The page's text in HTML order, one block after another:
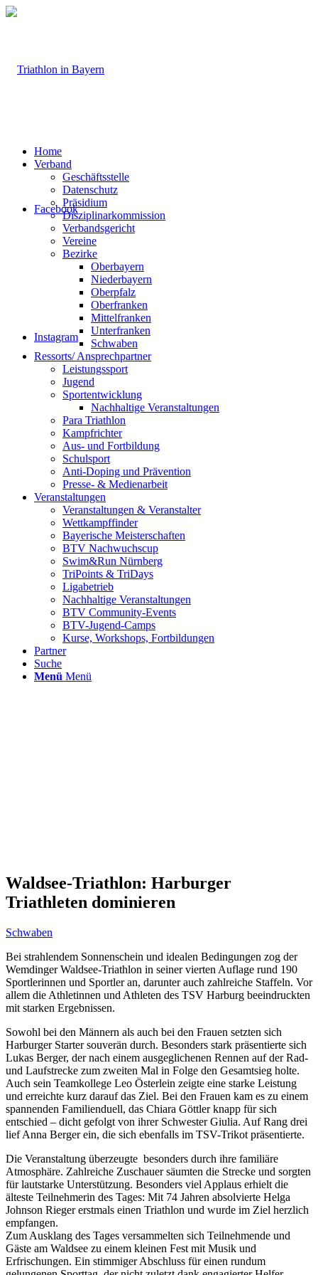
Facebook
Instagram
Home
Verband
Geschäftsstelle
Datenschutz
Präsidium
Disziplinarkommission
Verbandsgericht
Vereine
Bezirke
Oberbayern
Niederbayern
Oberpfalz
Oberfranken
Mittelfranken
Unterfranken
Schwaben
Ressorts/ Ansprechpartner
Leistungssport
Jugend
Sportentwicklung
Nachhaltige Veranstaltungen
Para Triathlon
Kampfrichter
Aus- und Fortbildung
Schulsport
Anti-Doping und Prävention
Presse- & Medienarbeit
Veranstaltungen
Veranstaltungen & Veranstalter
Wettkampffinder
Bayerische Meisterschaften
BTV Nachwuchscup
Swim&Run Nürnberg
TriPoints & TriDays
Ligabetrieb
Nachhaltige Veranstaltungen
BTV Community-Events
BTV-Jugend-Camps
Kurse, Workshops, Fortbildungen
Partner
Suche
Menü Menü
Waldsee-Triathlon: Harburger
Triathleten dominieren
Schwaben
Bei strahlendem Sonnenschein und idealen Bedingungen zog der
Wemdinger Waldsee-Triathlon in seiner vierten Auflage rund 190
Sportlerinnen und Sportler an, darunter auch zahlreiche Staffeln. Vor
allem die Athletinnen und Athleten des TSV Harburg beeindruckten
mit starken Ergebnissen.
Sowohl bei den Männern als auch bei den Frauen setzten sich
Harburger Starter souverän durch. Besonders stark präsentierte sich
Lukas Berger, der nach einem ausgeglichenen Rennen auf der Rad-
und Laufstrecke zum zweiten Mal in Folge den Gesamtsieg holte.
Auch sein Teamkollege Leo Österlein zeigte eine starke Leistung
und erreichte kurz darauf das Ziel. Bei den Frauen kam es zu einem
spannenden Familienduell, das Chiara Göttler knapp für sich
entschied – dicht gefolgt von ihrer Schwester Giulia. Auf Rang drei
lief Anna Berger ein, die sich ebenfalls im TSV-Trikot präsentierte.
Die Veranstaltung überzeugte besonders durch ihre familiäre
Atmosphäre. Zahlreiche Zuschauer säumten die Strecke und sorgten
für lautstarke Unterstützung. Besonders viel Applaus erhielt die
älteste Teilnehmerin des Tages: Mit 74 Jahren absolvierte Helga
Johnson Rieger erstmals einen Triathlon und wurde im Ziel herzlich
empfangen.
Zum Ausklang des Tages versammelten sich Teilnehmende und
Gäste am Waldsee zu einem kleinen Fest mit Musik und
Erfrischungen. Ein stimmiger Abschluss für einen rundum